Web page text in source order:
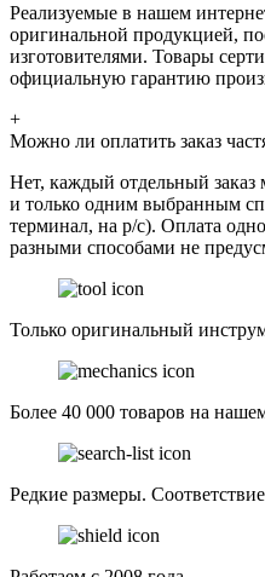
Реализуемые в нашем
оригинальной продукцией,
изготовителями. Товары
официальную гарантию
+
Можно ли оплатить заказ
Нет, каждый отдельный заказ
и только одним выбранным
терминал, на р/с). Оплата
разными способами не
Только оригинальный
Более 40 000 товаров на
Редкие размеры.